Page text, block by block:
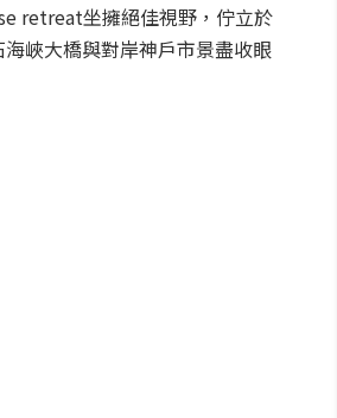
retreat坐擁絕佳視野，佇立於
峽大橋與對岸神戶市景盡收眼